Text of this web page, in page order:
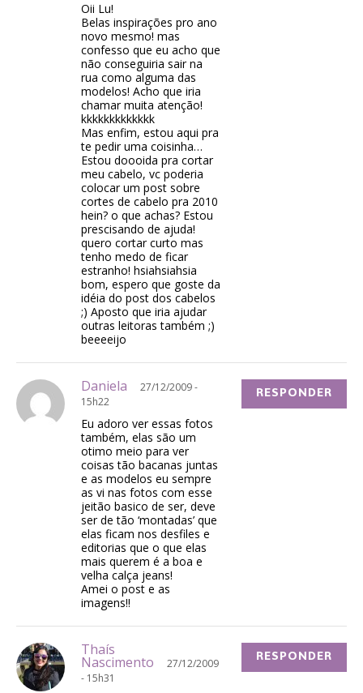
Oii Lu!
Belas inspirações pro ano
novo mesmo! mas
confesso que eu acho que
não conseguiria sair na
rua como alguma das
modelos! Acho que iria
chamar muita atenção!
kkkkkkkkkkkkk
Mas enfim, estou aqui pra
te pedir uma coisinha…
Estou doooida pra cortar
meu cabelo, vc poderia
colocar um post sobre
cortes de cabelo pra 2010
hein? o que achas? Estou
prescisando de ajuda!
quero cortar curto mas
tenho medo de ficar
estranho! hsiahsiahsia
bom, espero que goste da
idéia do post dos cabelos
;) Aposto que iria ajudar
outras leitoras também ;)
beeeeijo
Daniela
27/12/2009 -
15h22
Eu adoro ver essas fotos
também, elas são um
otimo meio para ver
coisas tão bacanas juntas
e as modelos eu sempre
as vi nas fotos com esse
jeitão basico de ser, deve
ser de tão ‘montadas’ que
elas ficam nos desfiles e
editorias que o que elas
mais querem é a boa e
velha calça jeans!
Amei o post e as
imagens!!
RESPONDER
Thaís
Nascimento
27/12/2009
- 15h31
RESPONDER